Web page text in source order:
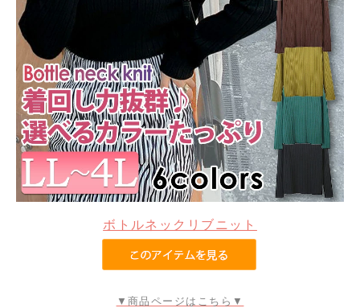
ボトルネックリブニット
▼商品ページはこちら▼